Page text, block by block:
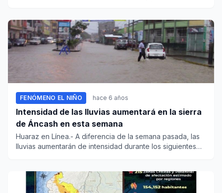
FENÓMENO EL NIÑO hace 6 años
Intensidad de las lluvias aumentará en la sierra
de Áncash en esta semana
Huaraz en Línea.- A diferencia de la semana pasada, las
lluvias aumentarán de intensidad durante los siguientes